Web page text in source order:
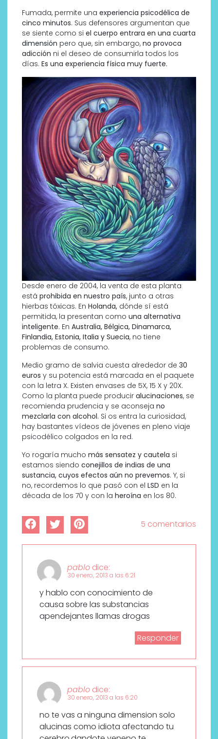
Fumada, permite una experiencia psicodélica de
cinco minutos. Sus defensores argumentan que
se siente como si el cuerpo entrara en una cuarta
dimensión pero que, sin embargo, no provoca
adicción ni el deseo de consumirla todos los
días. Es una experiencia física muy fuerte.
Desde enero de 2004, la venta de esta planta
está prohibida en nuestro país, junto a otras
hierbas tóxicas. En Holanda, dónde sí está
permitida, la presentan como una alternativa
inteligente. En Australia, Bélgica, Dinamarca,
Finlandia, Estonia, Italia y Suecia, no tiene
problemas de consumo.
Medio gramo de salvia cuesta alrededor de 30
euros y su potencia está marcada en el paquete
con la letra X. Existen envases de 5X, 15 X y 20X.
Como la planta puede producir alucinaciones, se
recomienda prudencia y se aconseja no
mezclarla con alcohol. Si os entra la curiosidad,
hay bastantes vídeos de jóvenes en pleno viaje
psicodélico colgados en la red.
Yo rogaría mucho más sensatez y cautela si
estamos siendo conejillos de indias de una
sustancia, cuyos efectos aún no prevemos. Y, si
no, recordemos lo que pasó con el LSD en la
década de los 70 y con la heroína en los 80.
5 comentarios
pablo dice:
30 enero, 2013 a las 6:21
y hablo con conocimiento de
causa sobre las substancias
apendejantes llamas drogas
Responder
pablo dice:
30 enero, 2013 a las 6:20
no te vas a ninguna dimension solo
alucinas como idiota afectando tu